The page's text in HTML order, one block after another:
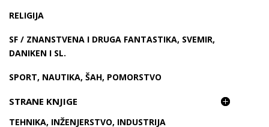
RELIGIJA
SF / ZNANSTVENA I DRUGA FANTASTIKA, SVEMIR,
DANIKEN I SL.
SPORT, NAUTIKA, ŠAH, POMORSTVO
STRANE KNJIGE
TEHNIKA, INŽENJERSTVO, INDUSTRIJA